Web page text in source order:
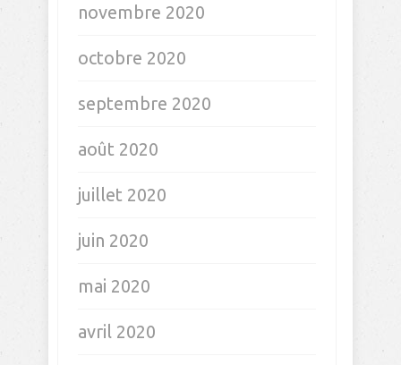
novembre 2020
octobre 2020
septembre 2020
août 2020
juillet 2020
juin 2020
mai 2020
avril 2020